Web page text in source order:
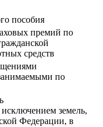
пособия
премий по
средств
по
исключением земель,
Федерации, в